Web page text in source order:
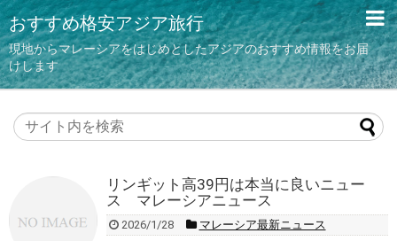
おすすめ格安アジア旅行
現地からマレーシアをはじめとしたアジアのおすすめ情報をお届
けします
リンギット高39円は本当に良いニュー
ス マレーシアニュース
2026/1/28
マレーシア最新ニュース